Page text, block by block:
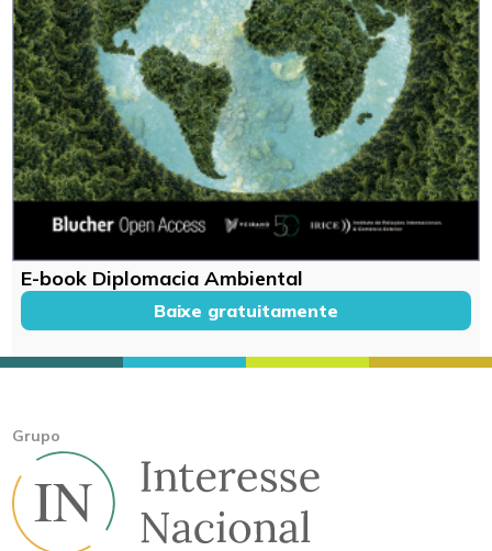
E-book Diplomacia Ambiental
Baixe gratuitamente
Grupo